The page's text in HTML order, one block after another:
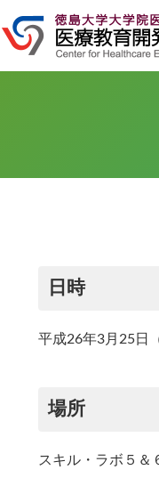
ン
テ
プ
ビ
ゲ
動
日時
平成26年3月25日
場所
スキル・ラボ５＆